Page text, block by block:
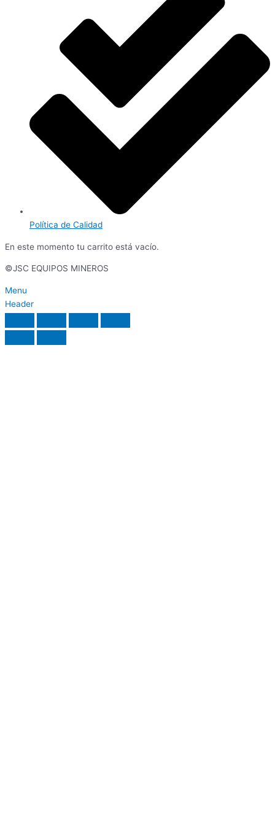
Política de Calidad
En este momento tu carrito está vacío.
©JSC EQUIPOS MINEROS
Menu
Header